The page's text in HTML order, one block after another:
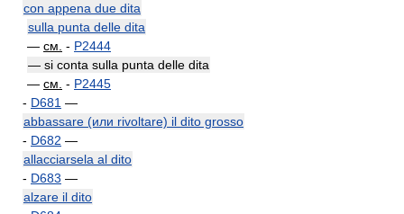
con appena due dita
sulla punta delle dita
— см. - P2444
— si conta sulla punta delle dita
— см. - P2445
- D681 —
abbassare (или rivoltare) il dito grosso
- D682 —
allacciarsela al dito
- D683 —
alzare il dito